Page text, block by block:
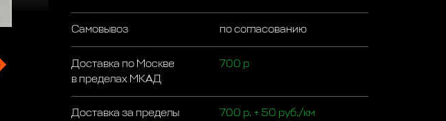
Самовывоз по согласованию
Доставка по Москве
в пределах МКАД
700 р
Доставка за пределы
700 р. + 50 руб./км